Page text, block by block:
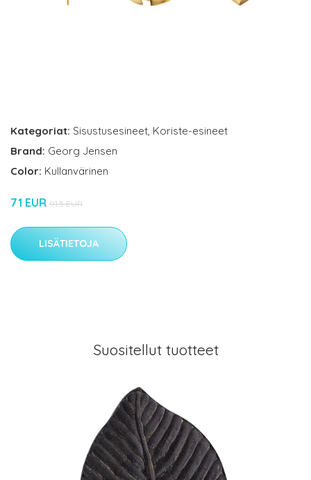
Kategoriat: Sisustusesineet, Koriste-esineet
Brand: Georg Jensen
Color: Kullanvärinen
71 EUR 91.5 EUR
LISÄTIETOJA
Suositellut tuotteet